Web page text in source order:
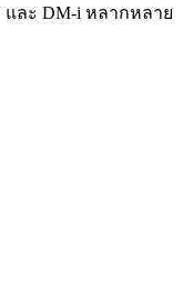
และ DM-i หลากหลาย